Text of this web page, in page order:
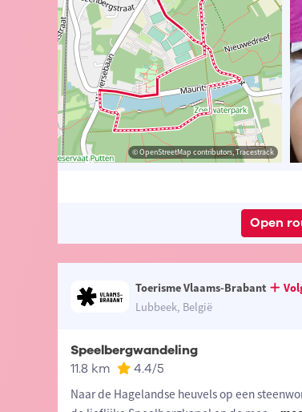
© OpenStreetMap contributors, Tracestrack
Open
© Lander Loeckx © OpenStreetMap contributors, Tracestrack
Toerisme Vlaams-Brabant
Lubbeek, België
Speelbergwandeling
11.8 km 4.4/5
Naar de Hagelandse heuvels op een